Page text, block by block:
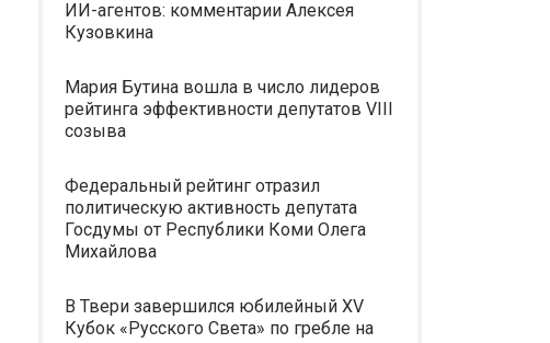
ИИ-агентов: комментарии Алексея
Кузовкина
Мария Бутина вошла в число лидеров
рейтинга эффективности депутатов VIII
созыва
Федеральный рейтинг отразил
политическую активность депутата
Госдумы от Республики Коми Олега
Михайлова
В Твери завершился юбилейный XV
Кубок «Русского Света» по гребле на